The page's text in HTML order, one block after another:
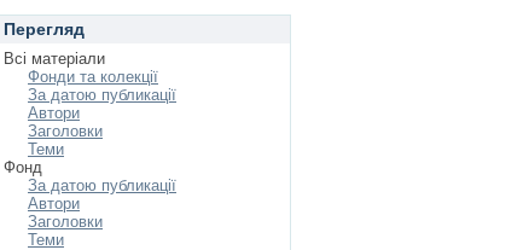
Перегляд
Всі матеріали
Фонди та колекції
За датою публикації
Автори
Заголовки
Теми
Фонд
За датою публикації
Автори
Заголовки
Теми